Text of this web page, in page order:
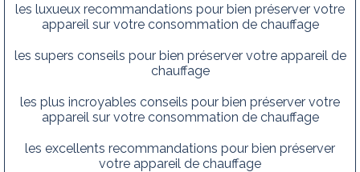
les luxueux recommandations pour bien préserver votre
appareil sur votre consommation de chauffage
les supers conseils pour bien préserver votre appareil de
chauffage
les plus incroyables conseils pour bien préserver votre
appareil sur votre consommation de chauffage
les excellents recommandations pour bien préserver
votre appareil de chauffage